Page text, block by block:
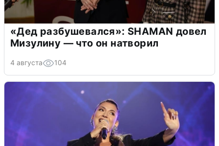
«Дед разбушевался»: SHAMAN довел
Мизулину — что он натворил
4 августа 104